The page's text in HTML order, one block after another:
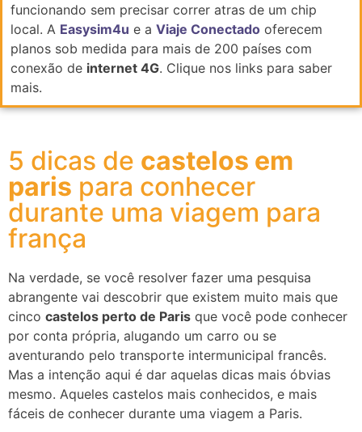
funcionando sem precisar correr atras de um chip
local. A Easysim4u e a Viaje Conectado oferecem
planos sob medida para mais de 200 países com
conexão de internet 4G. Clique nos links para saber
mais.
5 dicas de castelos em
paris para conhecer
durante uma viagem para
frança
Na verdade, se você resolver fazer uma pesquisa
abrangente vai descobrir que existem muito mais que
cinco castelos perto de Paris que você pode conhecer
por conta própria, alugando um carro ou se
aventurando pelo transporte intermunicipal francês.
Mas a intenção aqui é dar aquelas dicas mais óbvias
mesmo. Aqueles castelos mais conhecidos, e mais
fáceis de conhecer durante uma viagem a Paris.